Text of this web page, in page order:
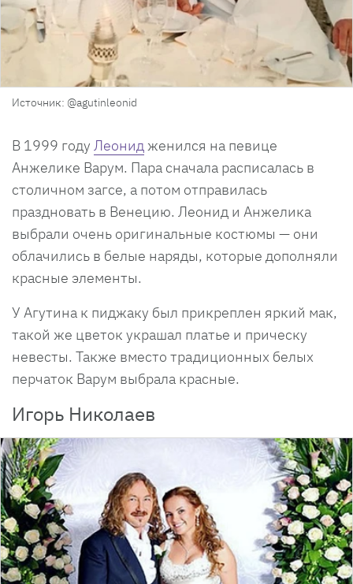
Источник: @agutinleonid
В 1999 году Леонидженился на певице
Анжелике Варум. Пара сначала расписалась в
столичном загсе, а потом отправилась
праздновать в Венецию. Леонид и Анжелика
выбрали очень оригинальные костюмы — они
облачились в белые наряды, которые дополняли
красные элементы.
У Агутина к пиджаку был прикреплен яркий мак,
такой же цветок украшал платье и прическу
невесты. Также вместо традиционных белых
перчаток Варум выбрала красные.
Игорь Николаев